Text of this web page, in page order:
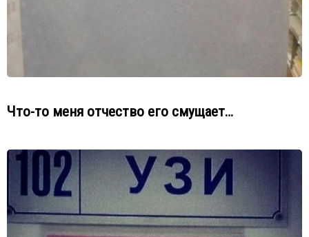
Что-то меня отчество его смущает…